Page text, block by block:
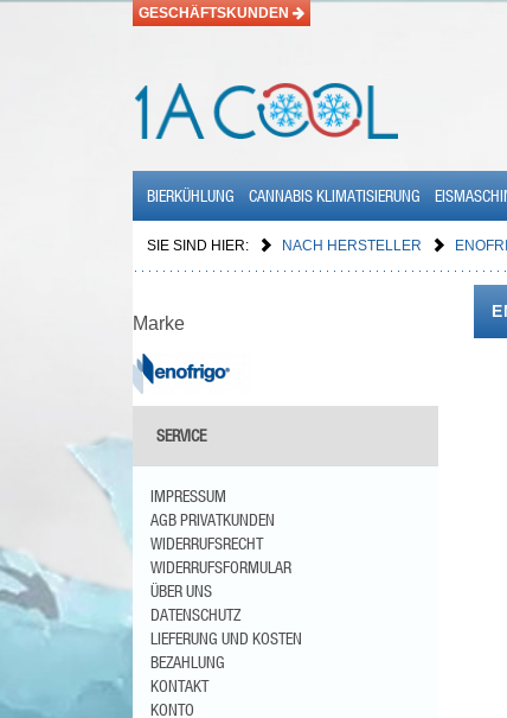
GESCHÄFTSKUNDEN
BIERKÜHLUNG CANNABIS KLIMATISIERUNG
SIE SIND HIER: NACH HERSTELLER
Marke
SERVICE
IMPRESSUM
AGB PRIVATKUNDEN
WIDERRUFSRECHT
WIDERRUFSFORMULAR
ÜBER UNS
DATENSCHUTZ
LIEFERUNG UND KOSTEN
BEZAHLUNG
KONTAKT
KONTO